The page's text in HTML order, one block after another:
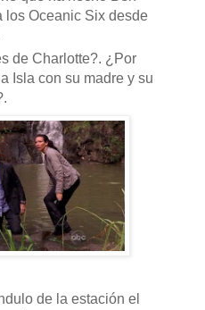
los Oceanic Six desde
de Charlotte?. ¿Por
Isla con su madre y su
de la estación el